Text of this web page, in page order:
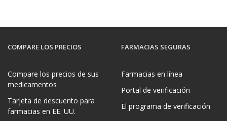
COMPARE LOS PRECIOS
Compare los precios de sus
medicamentos
Tarjeta de descuento para
farmacias en EE. UU.
FARMACIAS SEGURAS
Farmacias en línea
Portal de verificación
El programa de verificación